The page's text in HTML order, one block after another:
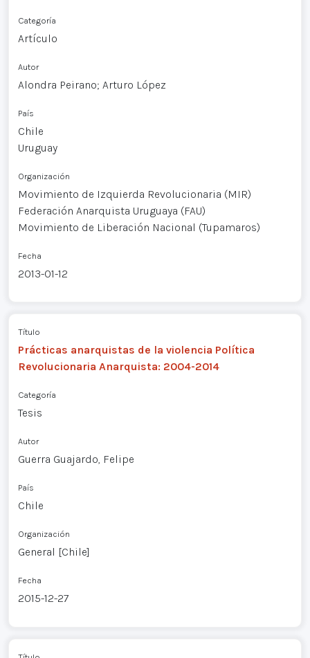
Categoría
Artículo
Autor
Alondra Peirano; Arturo López
País
Chile
Uruguay
Organización
Movimiento de Izquierda Revolucionaria (MIR)
Federación Anarquista Uruguaya (FAU)
Movimiento de Liberación Nacional (Tupamaros)
Fecha
2013-01-12
Título
Prácticas anarquistas de la violencia Política
Revolucionaria Anarquista: 2004-2014
Categoría
Tesis
Autor
Guerra Guajardo, Felipe
País
Chile
Organización
General [Chile]
Fecha
2015-12-27